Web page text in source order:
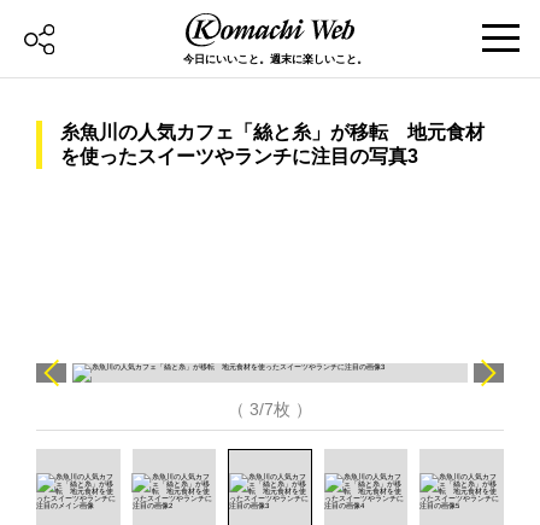
今日にいいこと。週末に楽しいこと。
糸魚川の人気カフェ「絲と糸」が移転 地元食材
を使ったスイーツやランチに注目の写真3
（ 3/7枚 ）